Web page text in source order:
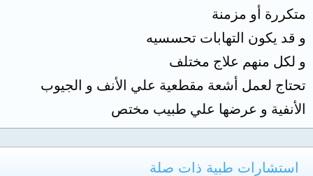
متكررة أو مزمنة
و قد يكون التهابات تحسسيه
و لكل منهم علاج مختلف
تحتاج لعمل أشعة مقطعية علي الأنف و الجيوب
الأنفية و عرضها علي طبيب مختص
استشارات طبية ذات صلة